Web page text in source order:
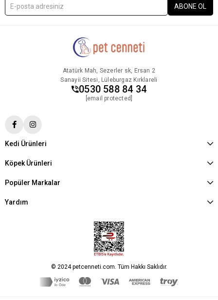
ABONE OL
Atatürk Mah, Sezerler sk, Ersan 2
Sanayii Sitesi, Lüleburgaz Kırklareli
0530 588 84 34
[email protected]
Kedi Ürünleri
Köpek Ürünleri
Popüler Markalar
Yardım
© 2024 petcenneti.com. Tüm Hakkı Saklıdır.